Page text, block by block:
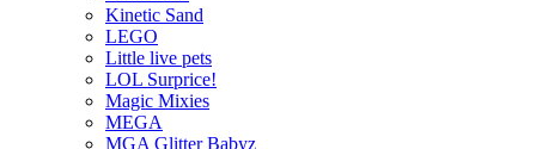
Kinetic Sand
LEGO
Little live pets
LOL Surprice!
Magic Mixies
MEGA
MGA Glitter Babyz